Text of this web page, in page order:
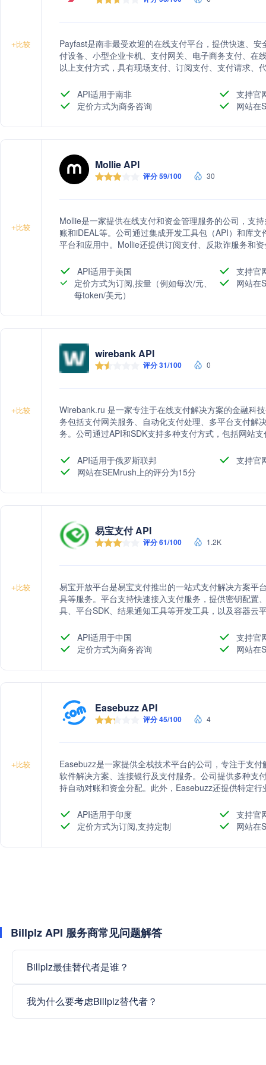
+比较
Payfast是南非最受欢迎的在线支付平台，提供快速、
付设备、小型企业卡机、支付网关、电子商务支付、在
以上支付方式，具有现场支付、订阅支付、支付请求、
API适用于南非
支持官
定价方式为商务咨询
网站在
+比较
Mollie API
评分 59/100 30
Mollie是一家提供在线支付和资金管理服务的公司，支
账和iDEAL等。公司通过集成开发工具包（API）和库
平台和应用中。Mollie还提供订阅支付、反欺诈服务和
API适用于美国
支持官
定价方式为订阅,按量（例如每次/元、
每token/美元）
网站在
+比较
wirebank API
评分 31/100 0
Wirebank.ru 是一家专注于在线支付解决方案的金融科
务包括支付网关服务、自动化支付处理、多平台支付解
务。公司通过API和SDK支持多种支付方式，包括网站
API适用于俄罗斯联邦
支持官
网站在SEMrush上的评分为15分
+比较
易宝支付 API
评分 61/100 1.2K
易宝开放平台是易宝支付推出的一站式支付解决方案平
具等服务。平台支持快速接入支付服务，提供密钥配置
具、平台SDK、结果通知工具等开发工具，以及容器云
API适用于中国
支持官
定价方式为商务咨询
网站在
+比较
Easebuzz API
评分 45/100 4
Easebuzz是一家提供全栈技术平台的公司，专注于支
软件解决方案、连接银行及支付服务。公司提供多种支
持自动对账和资金分配。此外，Easebuzz还提供特定
API适用于印度
支持官
定价方式为订阅,支持定制
网站在
Billplz API 服务商常见问题解答
Billplz最佳替代者是谁？
我为什么要考虑Billplz替代者？